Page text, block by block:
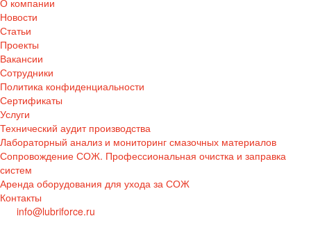
Новости
Статьи
Проекты
Вакансии
Сотрудники
Политика конфиденциальности
Сертификаты
Услуги
Технический аудит производства
Лабораторный анализ и мониторинг смазочных материалов
Сопровождение СОЖ. Профессиональная очистка и заправка
систем
Аренда оборудования для ухода за СОЖ
Контакты
info@lubriforce.ru